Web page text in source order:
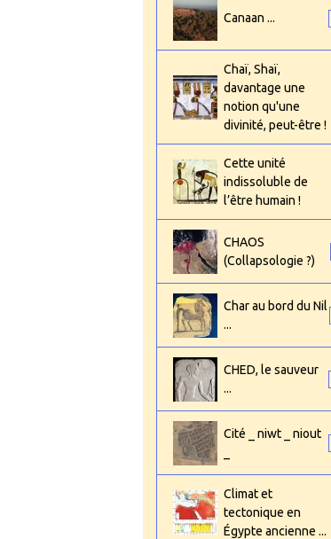
Canaan ...
Chaï, Shaï,
davantage une
notion qu'une
divinité, peut-être !
Cette unité
indissoluble de
l’être humain !
CHAOS
(Collapsologie ?)
Char au bord du Nil
...
CHED, le sauveur
...
Cité _ niwt _ niout
Climat et
tectonique en
Égypte ancienne ...